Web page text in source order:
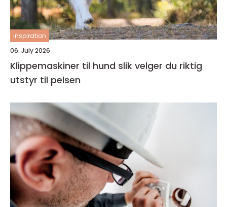
inspiration
06. July 2026
Klippemaskiner til hund slik velger du riktig
utstyr til pelsen